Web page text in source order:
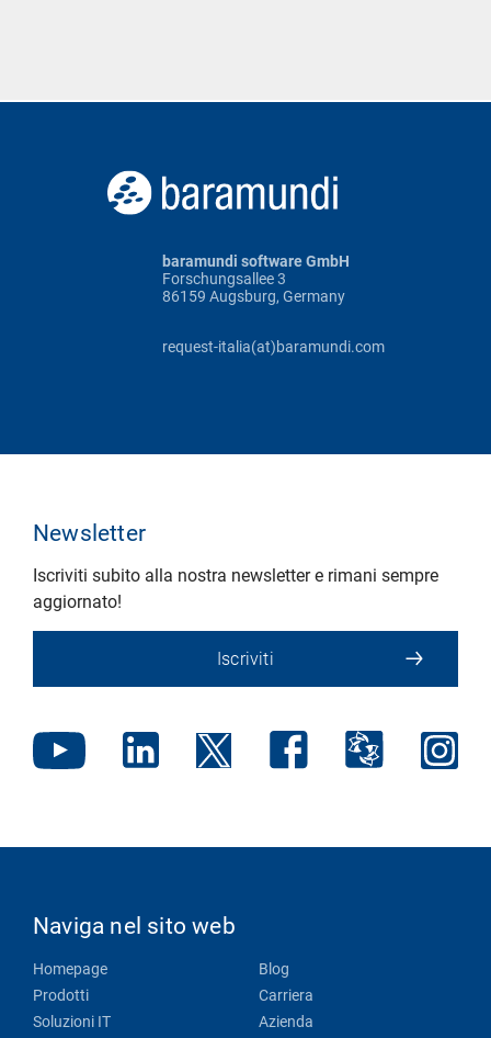
baramundi software GmbH
Forschungsallee 3
86159 Augsburg, Germany
request-italia(at)baramundi.com
Newsletter
Iscriviti subito alla nostra newsletter e rimani sempre
aggiornato!
Iscriviti
Naviga nel sito web
Homepage
Prodotti
Soluzioni IT
Blog
Carriera
Azienda